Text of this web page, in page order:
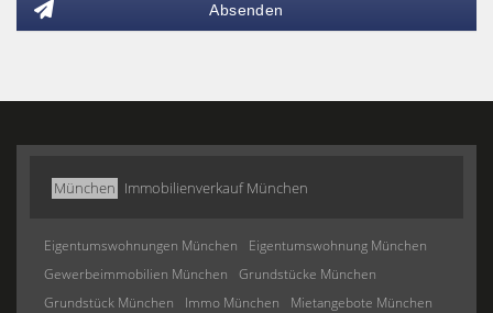
Absenden
München Immobilienverkauf München
Eigentumswohnungen München
Eigentumswohnung München
Gewerbeimmobilien München
Grundstücke München
Grundstück München
Immo München
Mietangebote München